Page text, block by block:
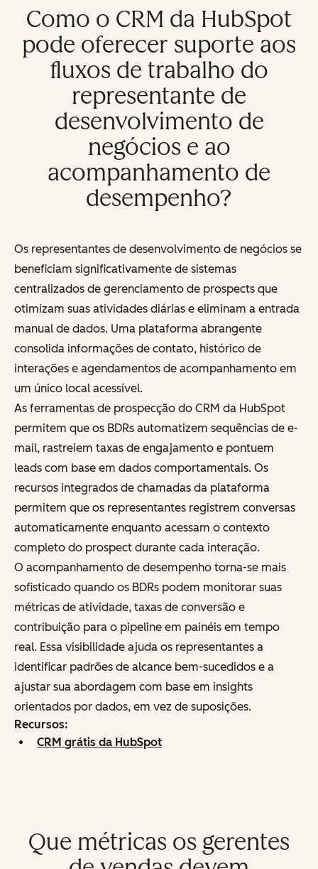
Como o CRM da HubSpot
pode oferecer suporte aos
fluxos de trabalho do
representante de
desenvolvimento de
negócios e ao
acompanhamento de
desempenho?
Os representantes de desenvolvimento de negócios se
beneficiam significativamente de sistemas
centralizados de gerenciamento de prospects que
otimizam suas atividades diárias e eliminam a entrada
manual de dados. Uma plataforma abrangente
consolida informações de contato, histórico de
interações e agendamentos de acompanhamento em
um único local acessível.
As ferramentas de prospecção do CRM da HubSpot
permitem que os BDRs automatizem sequências de e-
mail, rastreiem taxas de engajamento e pontuem
leads com base em dados comportamentais. Os
recursos integrados de chamadas da plataforma
permitem que os representantes registrem conversas
automaticamente enquanto acessam o contexto
completo do prospect durante cada interação.
O acompanhamento de desempenho torna-se mais
sofisticado quando os BDRs podem monitorar suas
métricas de atividade, taxas de conversão e
contribuição para o pipeline em painéis em tempo
real. Essa visibilidade ajuda os representantes a
identificar padrões de alcance bem-sucedidos e a
ajustar sua abordagem com base em insights
orientados por dados, em vez de suposições.
Recursos:
CRM grátis da HubSpot
Que métricas os gerentes